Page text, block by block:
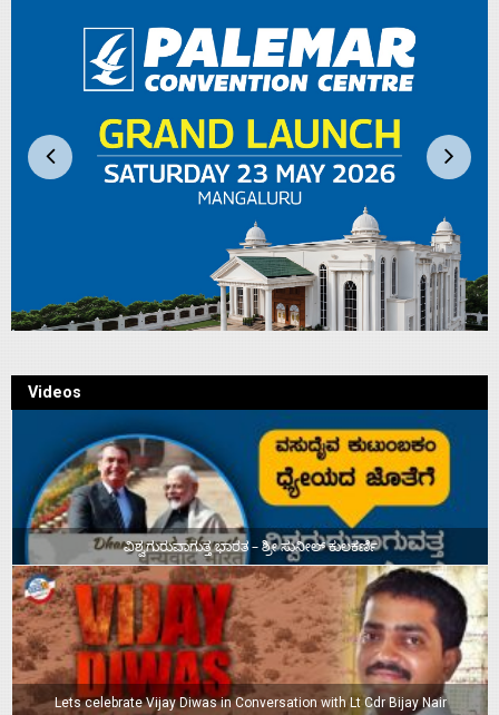
Videos
ವಿಶ್ವಗುರುವಾಗುತ್ತ ಭಾರತ – ಶ್ರೀ ಸುನೀಲ್‌ ಕುಲಕರ್ಣಿ
Lets celebrate Vijay Diwas in Conversation with Lt Cdr Bijay Nair